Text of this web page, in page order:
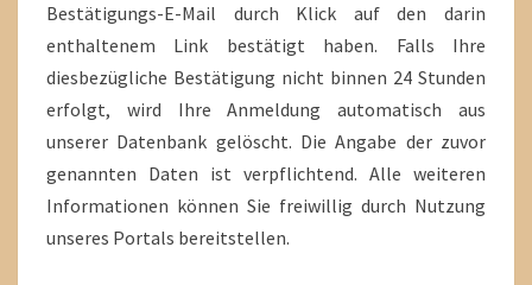
Bestätigungs-E-Mail durch Klick auf den darin
enthaltenem Link bestätigt haben. Falls Ihre
diesbezügliche Bestätigung nicht binnen 24 Stunden
erfolgt, wird Ihre Anmeldung automatisch aus
unserer Datenbank gelöscht. Die Angabe der zuvor
genannten Daten ist verpflichtend. Alle weiteren
Informationen können Sie freiwillig durch Nutzung
unseres Portals bereitstellen.